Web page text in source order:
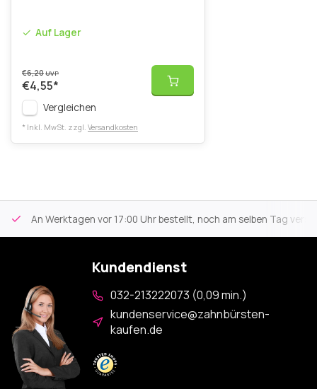
Auf Lager
€6,20UVP
€4,55*
Vergleichen
* Inkl. MwSt. zzgl. Versandkosten
An Werktagen vor 17:00 Uhr bestellt, noch am selben Tag
Kundendienst
032-213222073 (0,09 min.)
kundenservice@zahnbürsten-
kaufen.de